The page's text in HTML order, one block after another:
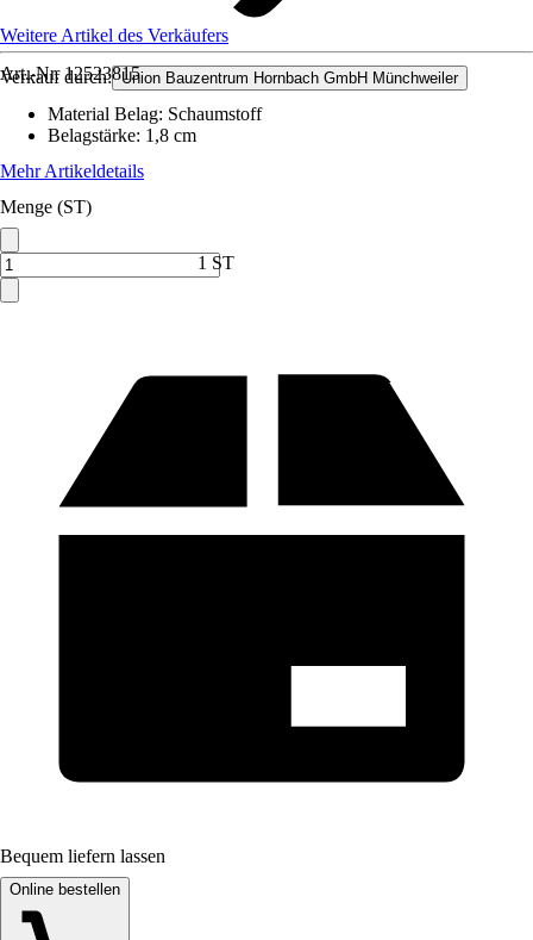
Verkauf durch: Union Bauzentrum Hornbach GmbH Münchweiler
Weitere Artikel des Verkäufers
Art.-Nr. 12523815
Material Belag: Schaumstoff
Belagstärke: 1,8 cm
Mehr Artikeldetails
Menge (ST)
1 ST
Bequem liefern lassen
Online bestellen